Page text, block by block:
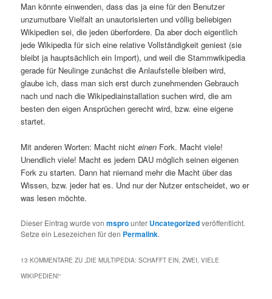
Man könnte einwenden, dass das ja eine für den Benutzer
unzumutbare Vielfalt an unautorisierten und völlig beliebigen
Wikipedien sei, die jeden überfordere. Da aber doch eigentlich
jede Wikipedia für sich eine relative Vollständigkeit geniest (sie
bleibt ja hauptsächlich ein Import), und weil die Stammwikipedia
gerade für Neulinge zunächst die Anlaufstelle bleiben wird,
glaube ich, dass man sich erst durch zunehmenden Gebrauch
nach und nach die Wikipediainstallation suchen wird, die am
besten den eigen Ansprüchen gerecht wird, bzw. eine eigene
startet.
Mit anderen Worten: Macht nichteinen Fork. Macht viele!
Unendlich viele! Macht es jedem DAU möglich seinen eigenen
Fork zu starten. Dann hat niemand mehr die Macht über das
Wissen, bzw. jeder hat es. Und nur der Nutzer entscheidet, wo er
was lesen möchte.
Dieser Eintrag wurde vonmsprounter Uncategorizedveröffentlicht.
Setze ein Lesezeichen für den Permalink.
13 KOMMENTARE ZU „ DIE MULTIPEDIA: SCHAFFT EIN, ZWEI, VIELE
WIKIPEDIEN!“